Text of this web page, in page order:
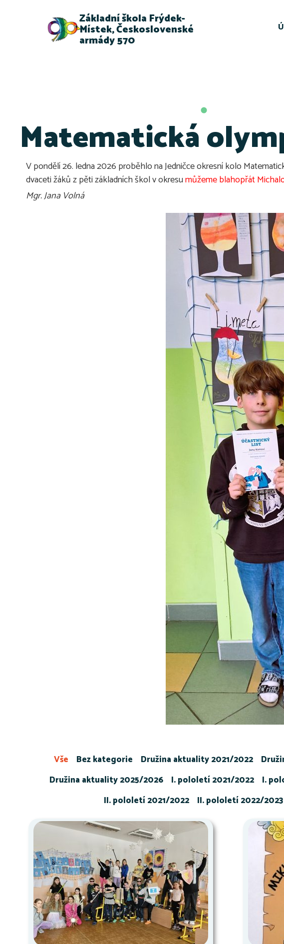
Základní škola Frýdek-
Místek, Československé
armády 570
Matematická
V pondělí 26. ledna 2026 proběhlo na Jedničce okresní kolo
dvaceti žáků z pěti základních škol v okresumůžeme blahopřát
Mgr. Jana Volná
Bez kategorie Družina aktuality 2021/2022
Družina aktuality 2025/2026
I. pololetí 2021/2022 I.
II. pololetí 2021/2022
II. pololetí 2022/2023
Vše